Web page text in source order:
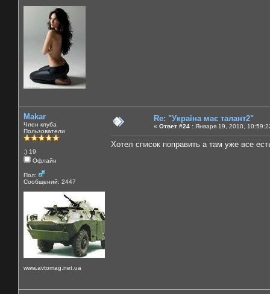
Makar
Член клуба
Пользователи
:) 19
Офлайн
Пол:
Сообщений: 2447
www.avtomag.net.ua
Re: "Україна має талант2"
« Ответ #24 : Января 19, 2010,
Хотел список поправить а там уже все